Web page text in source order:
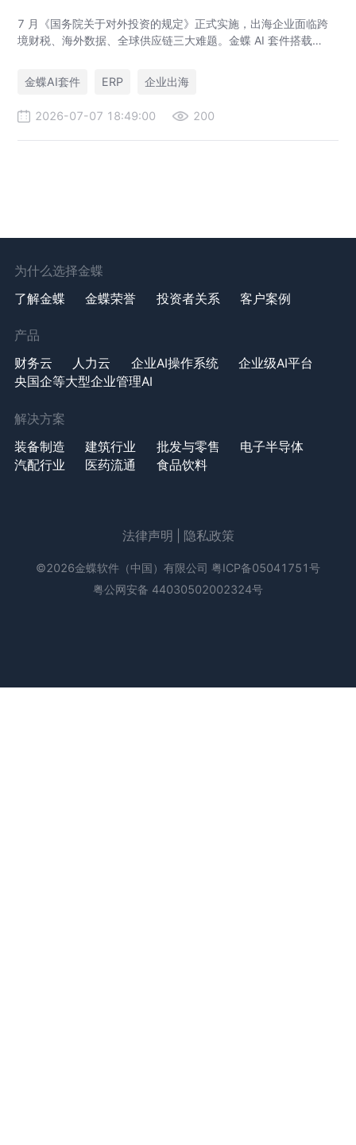
7 月《国务院关于对外投资的规定》正式实施，出海企业面临跨
境财税、海外数据、全球供应链三大难题。金蝶 AI 套件搭载
规、全球 ERP 可视、供应链智能风控，适配东南亚多国本地化经
营。
金蝶AI套件 ERP 企业出海
2026-07-07 18:49:00 200
为什么选择金蝶
了解金蝶
金蝶荣誉 投资者关系 客户案例
产品
财务云
人力云 企业AI操作系统
企业级AI平台
央国企等大型企业管理AI
解决方案
装备制造
建筑行业 批发与零售
电子半导体
汽配行业
医药流通 食品饮料
法律声明 隐私政策
©2026金蝶软件（中国）有限公司 粤ICP备05041751号
粤公网安备 44030502002324号